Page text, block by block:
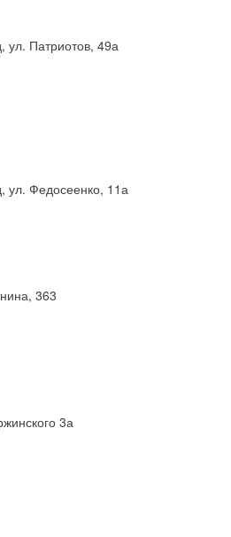
ул. Патриотов, 49а
ул. Федосеенко, 11а
363
3а